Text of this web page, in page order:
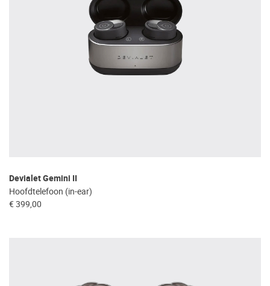
Devialet Gemini II
Hoofdtelefoon (in-ear)
€ 399,00